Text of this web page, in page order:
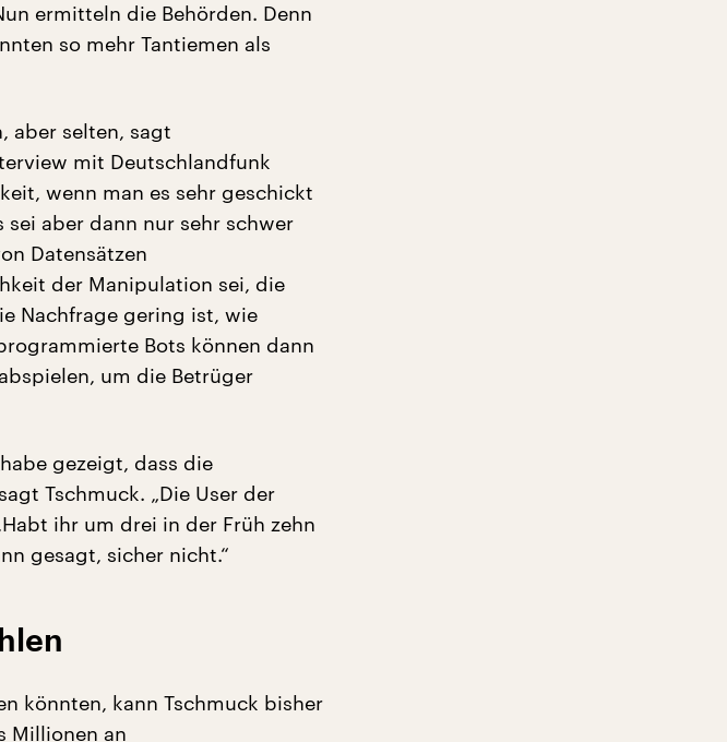
ermitteln die Behörden. Denn
so mehr Tantiemen als
aber selten, sagt
mit Deutschlandfunk
wenn man es sehr geschickt
sei aber dann nur sehr schwer
Datensätzen
der Manipulation sei, die
Nachfrage gering ist, wie
Bots können dann
um die Betrüger
gezeigt, dass die
Tschmuck. „Die User der
ihr um drei in der Früh zehn
gesagt, sicher nicht.“
könnten, kann Tschmuck bisher
Millionen an